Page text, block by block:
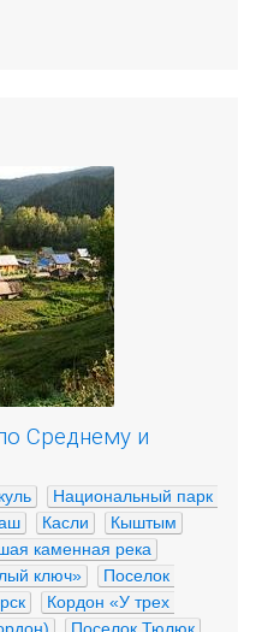
Среднему и
Национальный парк
Касли
Кыштым
каменная река
ключ»
Поселок
Кордон «У трех